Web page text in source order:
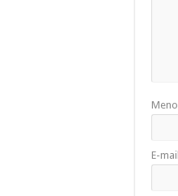
Meno
E-mail